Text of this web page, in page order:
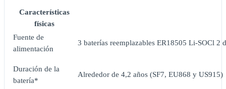
Características
físicas
Fuente de
alimentación
3 baterías reemplazables ER18505 Li-SOCl 2
Duración de la
batería*
Alrededor de 4,2 años (SF7, EU868 y US915)